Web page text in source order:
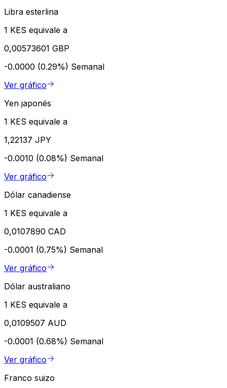
Libra esterlina
1 KES equivale a
0,00573601 GBP
-0.0000 (0.29%) Semanal
Ver gráfico
Yen japonés
1 KES equivale a
1,22137 JPY
-0.0010 (0.08%) Semanal
Ver gráfico
Dólar canadiense
1 KES equivale a
0,0107890 CAD
-0.0001 (0.75%) Semanal
Ver gráfico
Dólar australiano
1 KES equivale a
0,0109507 AUD
-0.0001 (0.68%) Semanal
Ver gráfico
Franco suizo